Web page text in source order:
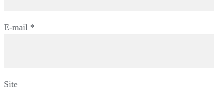
E-mail *
Site